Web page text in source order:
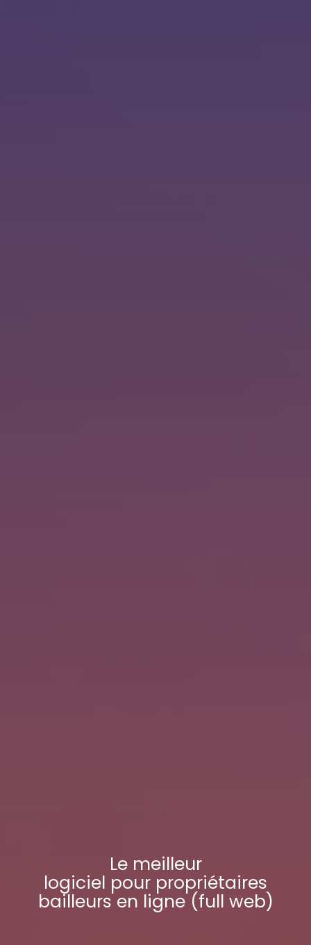
Le meilleur
logiciel pour propriétaires
bailleurs en ligne (full web)